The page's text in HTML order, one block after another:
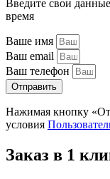
Введите свои
время
Ваше имя
Ваш email
Ваш телефон
Отправить
Нажимая кнопку
условия
Заказ в 1